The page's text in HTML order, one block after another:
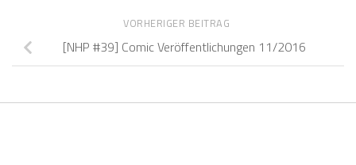
VORHERIGER BEITRAG
[NHP #39] Comic Veröffentlichungen 11/2016